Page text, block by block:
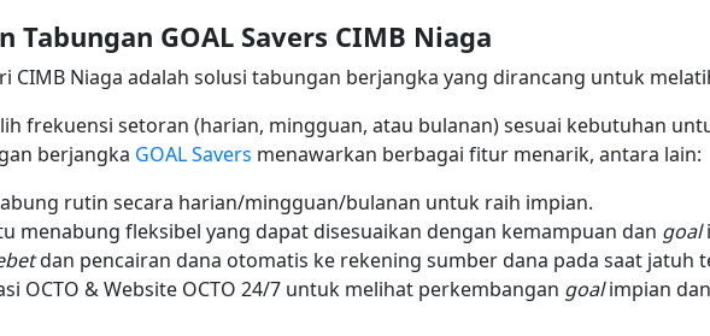
Tabungan GOAL Savers CIMB Niaga
CIMB Niaga adalah solusi tabungan berjangka yang dirancang untuk
frekuensi setoran (harian, mingguan, atau bulanan) sesuai kebutuhan
berjangka GOAL Savers menawarkan berbagai fitur menarik, antara lain:
rutin secara harian/mingguan/bulanan untuk raih impian.
menabung fleksibel yang dapat disesuaikan dengan kemampuan dan goal
dan pencairan dana otomatis ke rekening sumber dana pada saat jatuh
OCTO & Website OCTO 24/7 untuk melihat perkembangan goalimpian